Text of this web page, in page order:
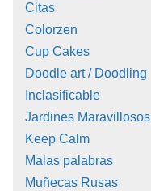
Citas
Colorzen
Cup Cakes
Doodle art / Doodling
Inclasificable
Jardines Maravillosos
Keep Calm
Malas palabras
Muñecas Rusas